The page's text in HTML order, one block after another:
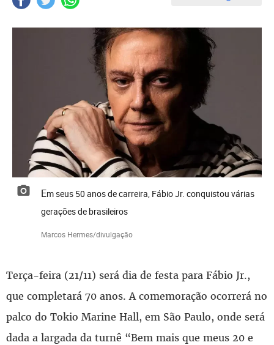
Em seus 50 anos de carreira, Fábio Jr. conquistou várias
gerações de brasileiros
Marcos Hermes/divulgação
Terça-feira (21/11) será dia de festa para Fábio Jr.,
que completará 70 anos. A comemoração ocorrerá no
palco do Tokio Marine Hall, em São Paulo, onde será
dada a largada da turnê “Bem mais que meus 20 e